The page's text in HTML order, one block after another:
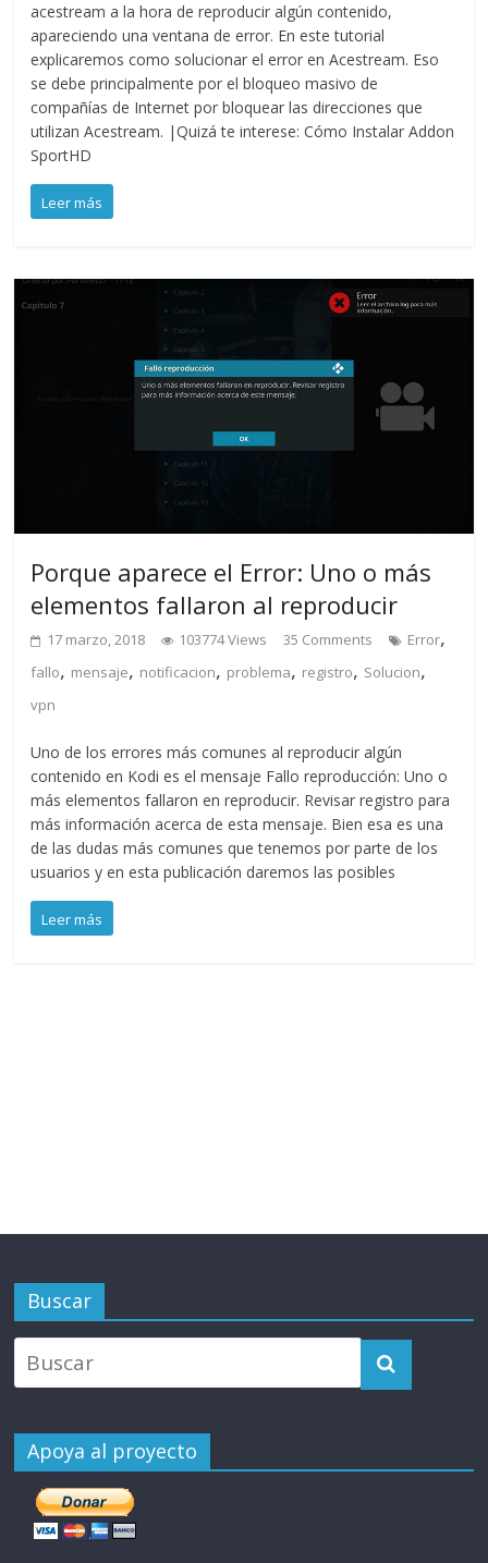
acestream a la hora de reproducir algún contenido,
apareciendo una ventana de error. En este tutorial
explicaremos como solucionar el error en Acestream. Eso
se debe principalmente por el bloqueo masivo de
compañías de Internet por bloquear las direcciones que
utilizan Acestream. |Quizá te interese: Cómo Instalar Addon
SportHD
Leer más
Porque aparece el Error: Uno o más
elementos fallaron al reproducir
17 marzo, 2018 103774 Views 35 Comments Error,
fallo, mensaje, notificacion, problema, registro, Solucion,
vpn
Uno de los errores más comunes al reproducir algún
contenido en Kodi es el mensaje Fallo reproducción: Uno o
más elementos fallaron en reproducir. Revisar registro para
más información acerca de esta mensaje. Bien esa es una
de las dudas más comunes que tenemos por parte de los
usuarios y en esta publicación daremos las posibles
Leer más
Buscar
Apoya al proyecto